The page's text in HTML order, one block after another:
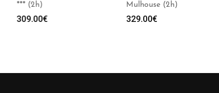
*** (2h)
309.00€
Mulhouse (2h)
329.00€